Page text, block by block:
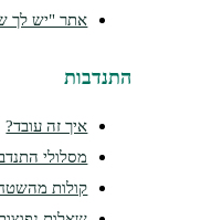
אתר "יש לך שמש"
איך זה עובד?
מסלולי התנדבות
קולות מהשטח